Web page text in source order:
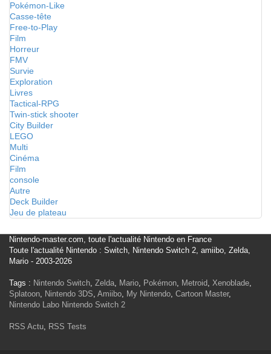
Pokémon-Like
Casse-tête
Free-to-Play
Film
Horreur
FMV
Survie
Exploration
Livres
Tactical-RPG
Twin-stick shooter
City Builder
LEGO
Multi
Cinéma
Film
console
Autre
Deck Builder
Jeu de plateau
Nintendo-master.com, toute l'actualité Nintendo en France
Toute l'actualité Nintendo : Switch, Nintendo Switch 2, amiibo, Zelda,
Mario - 2003-2026
Tags : Nintendo Switch, Zelda, Mario, Pokémon, Metroid, Xenoblade,
Splatoon, Nintendo 3DS, Amiibo, My Nintendo, Cartoon Master,
Nintendo Labo Nintendo Switch 2
RSS Actu, RSS Tests